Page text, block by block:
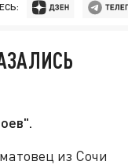
из Сочи